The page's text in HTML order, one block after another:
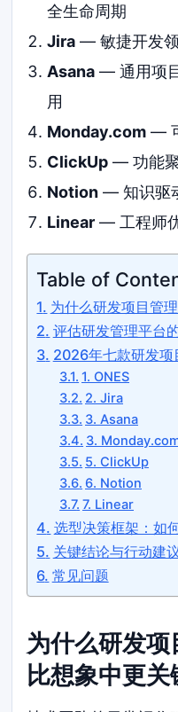
全生命周期
Jira— 敏捷开发领
Asana— 通用项
用
Monday.com—
ClickUp— 功能聚
Notion— 知识驱
Linear— 工程师
Table of
为什么研发项目管
评估研发管理平台
2026年七款研发项
1. ONES
2. Jira
3. Asana
3.
5. ClickUp
6. Notion
7. Linear
选型决策框架：如
关键结论与行动建
常见问题
为什么研发
比想象中更关